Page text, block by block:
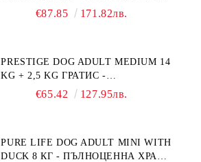
ДИЕТИЧНА ХРАНА ЗА КУЧЕТА
"РЕГУЛИРАНЕ НА ВНОСА НА
ГЛЮКОЗА (DIABETES MELLITUS)."
€87.85 171.82лв.
PRESTIGE DOG ADULT MEDIUM 14
KG + 2,5 KG ГРАТИС -
ПЪЛНОЦЕННА ХРАНА ЗА
€65.42 127.95лв.
PURE LIFE DOG ADULT MINI WITH
DUCK 8 КГ - ПЪЛНОЦЕННА ХРАНА